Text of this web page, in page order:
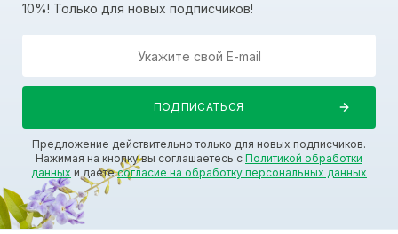
10%! Только для новых подписчиков!
Предложение действительно только для новых подписчиков.
Нажимая на кнопку вы соглашаетесь с Политикой обработки
данных и даетесогласие на обработку персональных данных